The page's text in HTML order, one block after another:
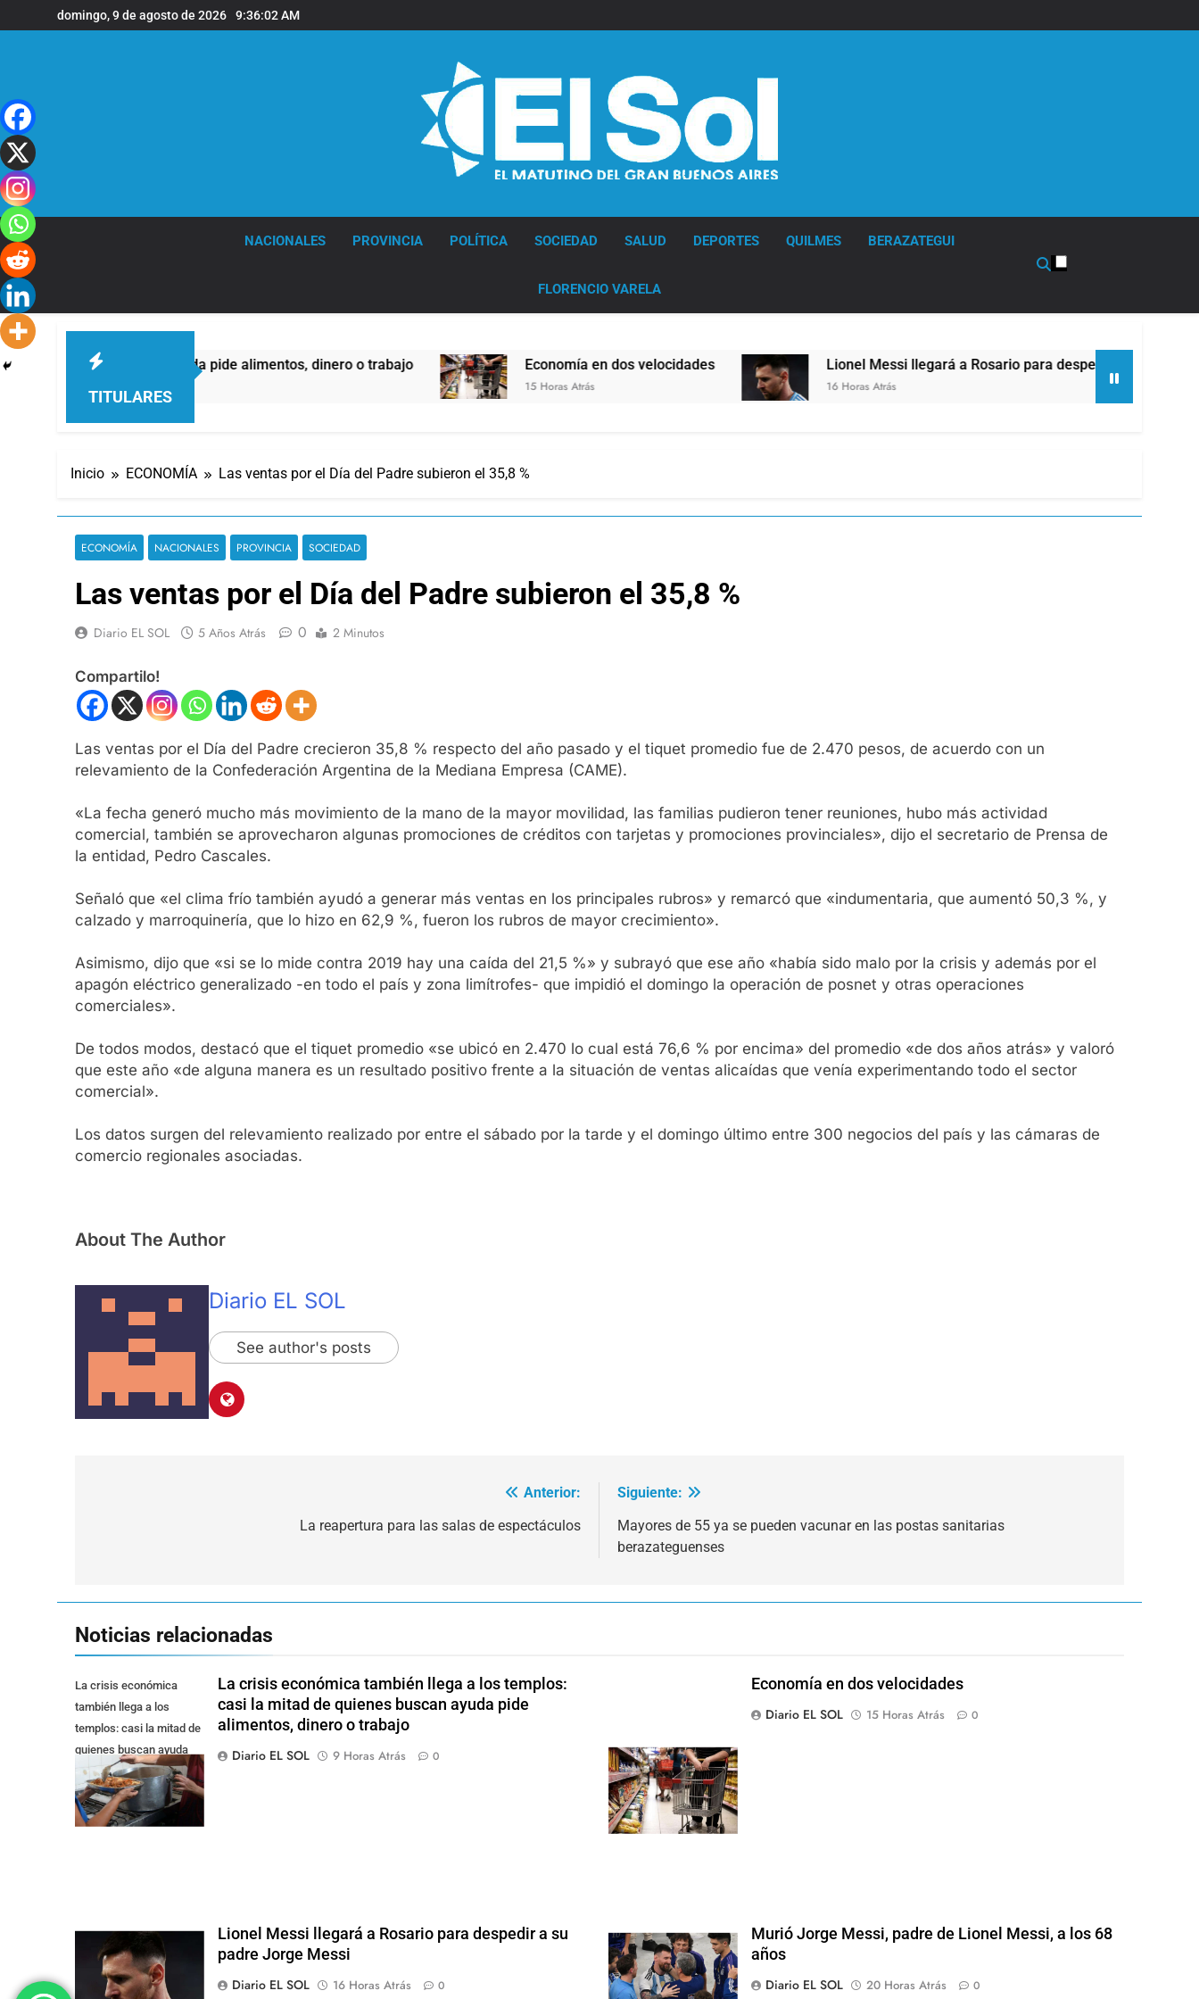
al
domingo, 9 de agosto de 2026 9:36:03 AM
NACIONALES PROVINCIA POLÍTICA SOCIEDAD SALUD DEPORTES QUILMES BERAZATEGUI
FLORENCIO VARELA
TITULARES
buscan ayuda pide alimentos, dinero o trabajo Economía en dos velocidades
15 Horas Atrás
Lionel Messi llegará a Rosario para despedir a su padre Jorge
16 Horas Atrás
Inicio ECONOMÍA Las ventas por el Día del Padre subieron el 35,8 %
ECONOMÍA NACIONALES PROVINCIA SOCIEDAD
Las ventas por el Día del Padre subieron el 35,8 %
Diario EL SOL 5 Años Atrás 0 2 Minutos
Compartilo!
Las ventas por el Día del Padre crecieron 35,8 % respecto del año pasado y el tiquet promedio fue de 2.470 pesos, de acuerdo con un
relevamiento de la Confederación Argentina de la Mediana Empresa (CAME).
«La fecha generó mucho más movimiento de la mano de la mayor movilidad, las familias pudieron tener reuniones, hubo más actividad
comercial, también se aprovecharon algunas promociones de créditos con tarjetas y promociones provinciales», dijo el secretario de Prensa de
la entidad, Pedro Cascales.
Señaló que «el clima frío también ayudó a generar más ventas en los principales rubros» y remarcó que «indumentaria, que aumentó 50,3 %, y
calzado y marroquinería, que lo hizo en 62,9 %, fueron los rubros de mayor crecimiento».
Asimismo, dijo que «si se lo mide contra 2019 hay una caída del 21,5 %» y subrayó que ese año «había sido malo por la crisis y además por el
apagón eléctrico generalizado -en todo el país y zona limítrofes- que impidió el domingo la operación de posnet y otras operaciones
comerciales».
De todos modos, destacó que el tiquet promedio «se ubicó en 2.470 lo cual está 76,6 % por encima» del promedio «de dos años atrás» y valoró
que este año «de alguna manera es un resultado positivo frente a la situación de ventas alicaídas que venía experimentando todo el sector
comercial».
Los datos surgen del relevamiento realizado por entre el sábado por la tarde y el domingo último entre 300 negocios del país y las cámaras de
comercio regionales asociadas.
About The Author
Diario EL SOL
See author's posts
Anterior:
La reapertura para las salas de espectáculos
Siguiente:
Mayores de 55 ya se pueden vacunar en las postas sanitarias
berazateguenses
Noticias relacionadas
La crisis económica
también llega a los
templos: casi la mitad de
quienes buscan ayuda
pide alimentos, dinero o
trabajo
La crisis económica también llega a los templos:
casi la mitad de quienes buscan ayuda pide
alimentos, dinero o trabajo
Diario EL SOL
9 Horas Atrás 0
Economía en dos velocidades
Diario EL SOL
15 Horas Atrás 0
Lionel Messi llegará a Rosario para despedir a su
padre Jorge Messi
Diario EL SOL
16 Horas Atrás 0
Murió Jorge Messi, padre de Lionel Messi, a los 68
años
Diario EL SOL
20 Horas Atrás 0